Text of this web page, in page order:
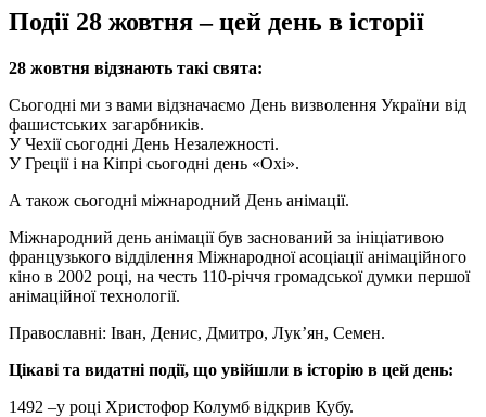
Події 28 жовтня – цей день в історії
28 жовтня відзнають такі свята:
Сьогодні ми з вами відзначаємо День визволення України від
фашистських загарбників.
У Чехії сьогодні День Незалежності.
У Греції і на Кіпрі сьогодні день «Охі».
А також сьогодні міжнародний День анімації.
Міжнародний день анімації був заснований за ініціативою
французького відділення Міжнародної асоціації анімаційного
кіно в 2002 році, на честь 110-річчя громадської думки першої
анімаційної технології.
Православні: Іван, Денис, Дмитро, Лук’ян, Семен.
Цікаві та видатні події, що увійшли в історію в цей день:
1492 –у році Христофор Колумб відкрив Кубу.